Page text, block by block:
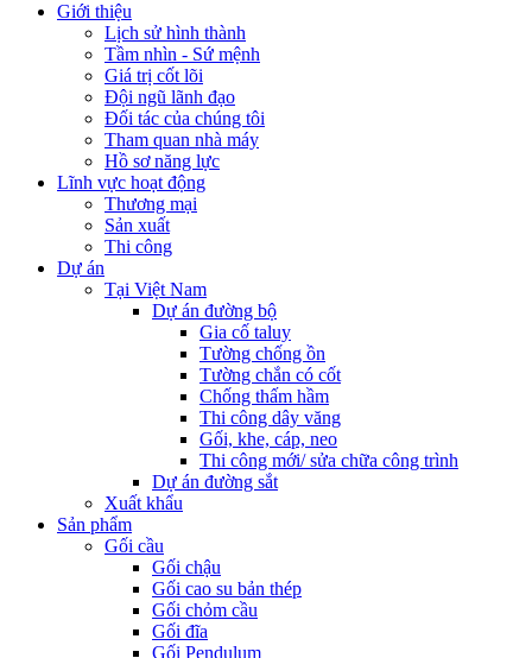
Giới thiệu
Lịch sử hình thành
Tầm nhìn - Sứ mệnh
Giá trị cốt lõi
Đội ngũ lãnh đạo
Đối tác của chúng tôi
Tham quan nhà máy
Hồ sơ năng lực
Lĩnh vực hoạt động
Thương mại
Sản xuất
Thi công
Dự án
Tại Việt Nam
Dự án đường bộ
Gia cố taluy
Tường chống ồn
Tường chắn có cốt
Chống thấm hầm
Thi công dây văng
Gối, khe, cáp, neo
Thi công mới/ sửa chữa công trình
Dự án đường sắt
Xuất khẩu
Sản phẩm
Gối cầu
Gối chậu
Gối cao su bản thép
Gối chỏm cầu
Gối đĩa
Gối Pendulum